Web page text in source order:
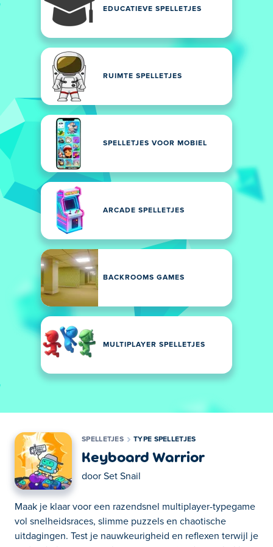
EDUCATIEVE SPELLETJES
RUIMTE SPELLETJES
SPELLETJES VOOR MOBIEL
ARCADE SPELLETJES
BACKROOMS GAMES
MULTIPLAYER SPELLETJES
SPELLETJES TYPE SPELLETJES
Keyboard Warrior
door Set Snail
Maak je klaar voor een razendsnel multiplayer-typegame
vol snelheidsraces, slimme puzzels en chaotische
uitdagingen. Test je nauwkeurigheid en reflexen terwijl je